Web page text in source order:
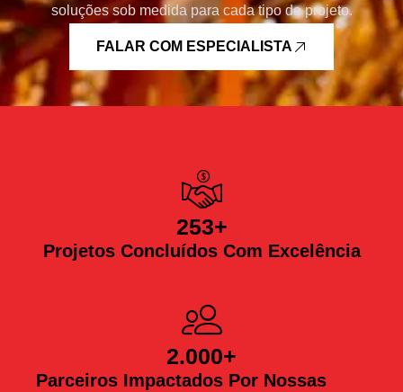
soluções sob medida para cada tipo de projeto.
FALAR COM ESPECIALISTA
Projetos Concluídos Com Excelência
253+
Parceiros Impactados Por Nossas
2.000+